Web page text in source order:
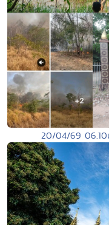
20/04/69 06.10